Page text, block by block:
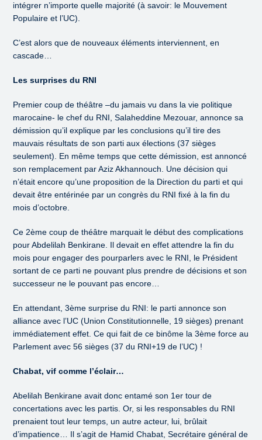
intégrer n’importe quelle majorité (à savoir: le Mouvement
Populaire et l’UC).
C’est alors que de nouveaux éléments interviennent, en
cascade…
Les surprises du RNI
Premier coup de théâtre –du jamais vu dans la vie politique
marocaine- le chef du RNI, Salaheddine Mezouar, annonce sa
démission qu’il explique par les conclusions qu’il tire des
mauvais résultats de son parti aux élections (37 sièges
seulement). En même temps que cette démission, est annoncé
son remplacement par Aziz Akhannouch. Une décision qui
n’était encore qu’une proposition de la Direction du parti et qui
devait être entérinée par un congrès du RNI fixé à la fin du
mois d’octobre.
Ce 2ème coup de théâtre marquait le début des complications
pour Abdelilah Benkirane. Il devait en effet attendre la fin du
mois pour engager des pourparlers avec le RNI, le Président
sortant de ce parti ne pouvant plus prendre de décisions et son
successeur ne le pouvant pas encore…
En attendant, 3ème surprise du RNI: le parti annonce son
alliance avec l’UC (Union Constitutionnelle, 19 sièges) prenant
immédiatement effet. Ce qui fait de ce binôme la 3ème force au
Parlement avec 56 sièges (37 du RNI+19 de l’UC) !
Chabat, vif comme l’éclair…
Abelilah Benkirane avait donc entamé son 1er tour de
concertations avec les partis. Or, si les responsables du RNI
prenaient tout leur temps, un autre acteur, lui, brûlait
d’impatience… Il s’agit de Hamid Chabat, Secrétaire général de